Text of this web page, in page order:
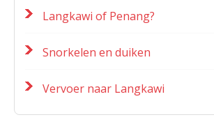
Langkawi of Penang?
Snorkelen en duiken
Vervoer naar Langkawi